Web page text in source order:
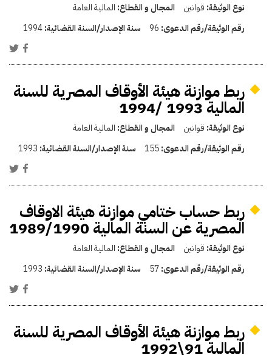
نوع الوثيقة: قوانين المجال و القطاع: المالية العامة
رقم الوثيقة/رقم الدعوى: 96 سنة الإصدار/السنة القضائية:1994
ربط موازنة هيئة الأوقاف المصرية للسنة
المالية 1993 /1994
نوع الوثيقة: قوانين المجال و القطاع: المالية العامة
رقم الوثيقة/رقم الدعوى:155 سنة الإصدار/السنة القضائية: 1993
ربط حساب ختامي موازنة هيئة الاوقاف
المصرية عن السنة المالية 1989/1990
نوع الوثيقة: قوانين المجال و القطاع: المالية العامة
رقم الوثيقة/رقم الدعوى:57 سنة الإصدار/السنة القضائية: 1993
ربط موازنة هيئة الأوقاف المصرية للسنة
المالية 91\1992